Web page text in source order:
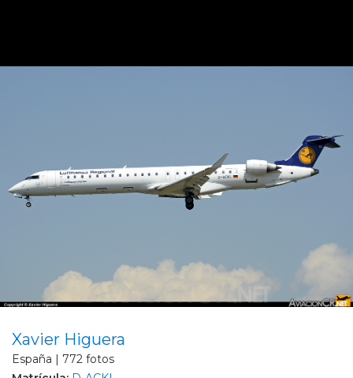
Xavier Higuera
España | 772 fotos